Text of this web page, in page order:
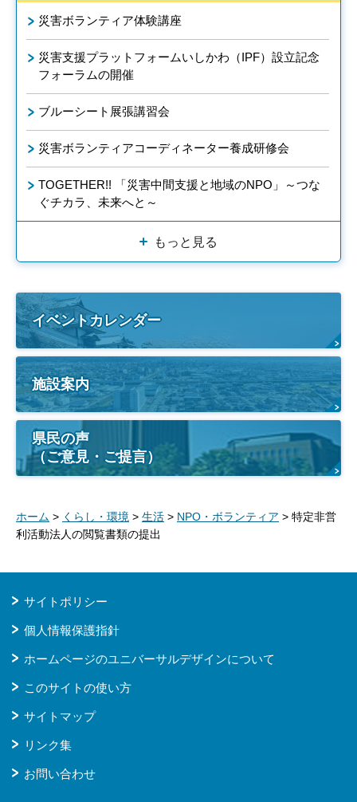
災害ボランティア体験講座
災害支援プラットフォームいしかわ（IPF）設立記念
フォーラムの開催
ブルーシート展張講習会
災害ボランティアコーディネーター養成研修会
TOGETHER!! 「災害中間支援と地域のNPO」～つな
ぐチカラ、未来へと～
もっと見る
イベントカレンダー
施設案内
県民の声
（ご意見・ご提言）
ホーム > くらし・環境 > 生活 > NPO・ボランティア > 特定非営
利活動法人の閲覧書類の提出
サイトポリシー
個人情報保護指針
ホームページのユニバーサルデザインについて
このサイトの使い方
サイトマップ
リンク集
お問い合わせ